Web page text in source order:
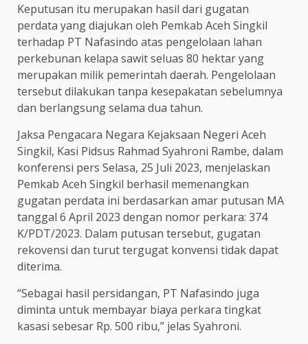
Keputusan itu merupakan hasil dari gugatan
perdata yang diajukan oleh Pemkab Aceh Singkil
terhadap PT Nafasindo atas pengelolaan lahan
perkebunan kelapa sawit seluas 80 hektar yang
merupakan milik pemerintah daerah. Pengelolaan
tersebut dilakukan tanpa kesepakatan sebelumnya
dan berlangsung selama dua tahun.
Jaksa Pengacara Negara Kejaksaan Negeri Aceh
Singkil, Kasi Pidsus Rahmad Syahroni Rambe, dalam
konferensi pers Selasa, 25 Juli 2023, menjelaskan
Pemkab Aceh Singkil berhasil memenangkan
gugatan perdata ini berdasarkan amar putusan MA
tanggal 6 April 2023 dengan nomor perkara: 374
K/PDT/2023. Dalam putusan tersebut, gugatan
rekovensi dan turut tergugat konvensi tidak dapat
diterima.
“Sebagai hasil persidangan, PT Nafasindo juga
diminta untuk membayar biaya perkara tingkat
kasasi sebesar Rp. 500 ribu,” jelas Syahroni.